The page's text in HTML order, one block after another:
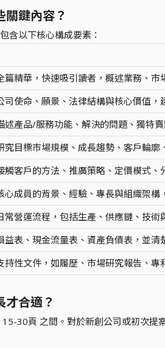
關鍵內容？
含以下核心構成要素：
篇精華，快速吸引讀者，概述業務、市
司使命、願景、法律結構與核心價值，
述產品/服務功能、解決的問題、獨特
究目標市場規模、成長趨勢、客戶輪廓
觸客戶的方法、推廣策略、定價模式、
心成員的背景、經驗、專長與組織架構
常營運流程，包括生產、供應鏈、技術
益表、現金流量表、資產負債表，並清
持性文件，如履歷、市場研究報告、專
才合適？
30頁 之間。對於新創公司或初次提